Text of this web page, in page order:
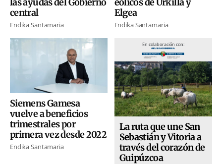
central
Endika Santamaria
Elgea
Endika Santamaria
Siemens Gamesa
vuelve a beneficios
trimestrales por
primera vez desde 2022
Endika Santamaria
En colaboración con:
La ruta que une San
Sebastián y Vitoria a
través del corazón de
Guipúzcoa